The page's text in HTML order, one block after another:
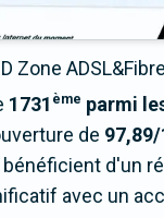
Zone
1731 ème parmi
de
d'un
avec un